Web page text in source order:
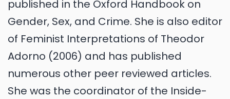
published in the Oxford Handbook on
Gender, Sex, and Crime. She is also editor
of Feminist Interpretations of Theodor
Adorno (2006) and has published
numerous other peer reviewed articles.
She was the coordinator of the Inside-